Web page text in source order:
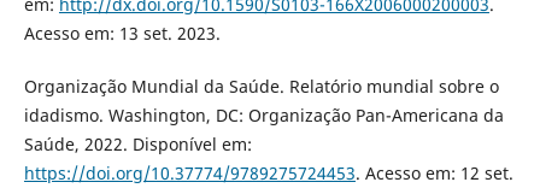
Acesso em: 13 set. 2023.
Organização Mundial da Saúde. Relatório mundial sobre o
idadismo. Washington, DC: Organização Pan-Americana da
Saúde, 2022. Disponível em:
https://doi.org/10.37774/9789275724453. Acesso em: 12 set.